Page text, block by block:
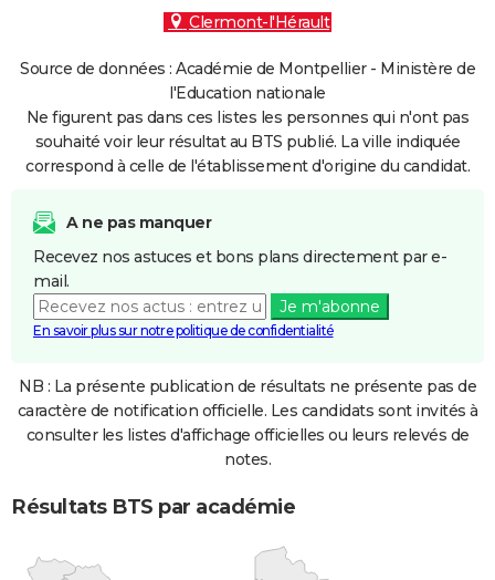
Clermont-l'Hérault
Source de données : Académie de Montpellier - Ministère de
l'Education nationale
Ne figurent pas dans ces listes les personnes qui n'ont pas
souhaité voir leur résultat au BTS publié. La ville indiquée
correspond à celle de l'établissement d'origine du candidat.
A ne pas manquer
Recevez nos astuces et bons plans directement par e-
mail.
Je m'abonne
En savoir plus sur notre politique de confidentialité
NB : La présente publication de résultats ne présente pas de
caractère de notification officielle. Les candidats sont invités à
consulter les listes d'affichage officielles ou leurs relevés de
notes.
Résultats BTS par académie